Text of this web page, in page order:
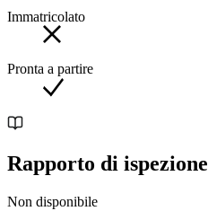
engineering.
Immatricolato
Pronta a partire
Rapporto di ispezione
Non disponibile